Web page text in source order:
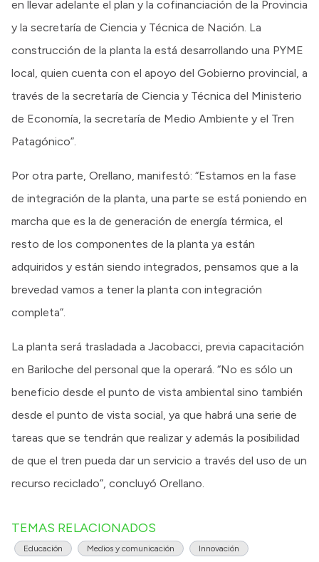
en llevar adelante el plan y la cofinanciación de la Provincia
y la secretaría de Ciencia y Técnica de Nación. La
construcción de la planta la está desarrollando una PYME
local, quien cuenta con el apoyo del Gobierno provincial, a
través de la secretaría de Ciencia y Técnica del Ministerio
de Economía, la secretaría de Medio Ambiente y el Tren
Patagónico”.
Por otra parte, Orellano, manifestó: “Estamos en la fase
de integración de la planta, una parte se está poniendo en
marcha que es la de generación de energía térmica, el
resto de los componentes de la planta ya están
adquiridos y están siendo integrados, pensamos que a la
brevedad vamos a tener la planta con integración
completa”.
La planta será trasladada a Jacobacci, previa capacitación
en Bariloche del personal que la operará. “No es sólo un
beneficio desde el punto de vista ambiental sino también
desde el punto de vista social, ya que habrá una serie de
tareas que se tendrán que realizar y además la posibilidad
de que el tren pueda dar un servicio a través del uso de un
recurso reciclado”, concluyó Orellano.
TEMAS RELACIONADOS
Educación Medios y comunicación Innovación